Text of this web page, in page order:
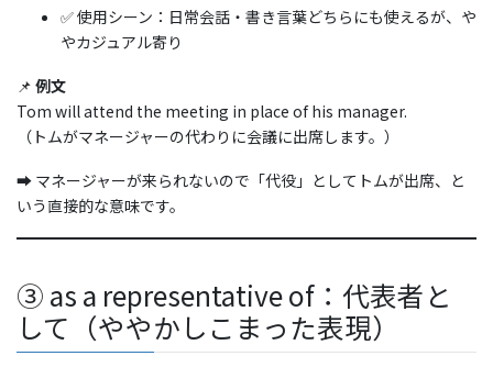
✅ 使用シーン：日常会話・書き言葉どちらにも使えるが、や
やカジュアル寄り
📌 例文
Tom will attend the meeting in place of his manager.
（トムがマネージャーの代わりに会議に出席します。）
➡️ マネージャーが来られないので「代役」としてトムが出席、と
いう直接的な意味です。
③ as a representative of：代表者と
して（ややかしこまった表現）